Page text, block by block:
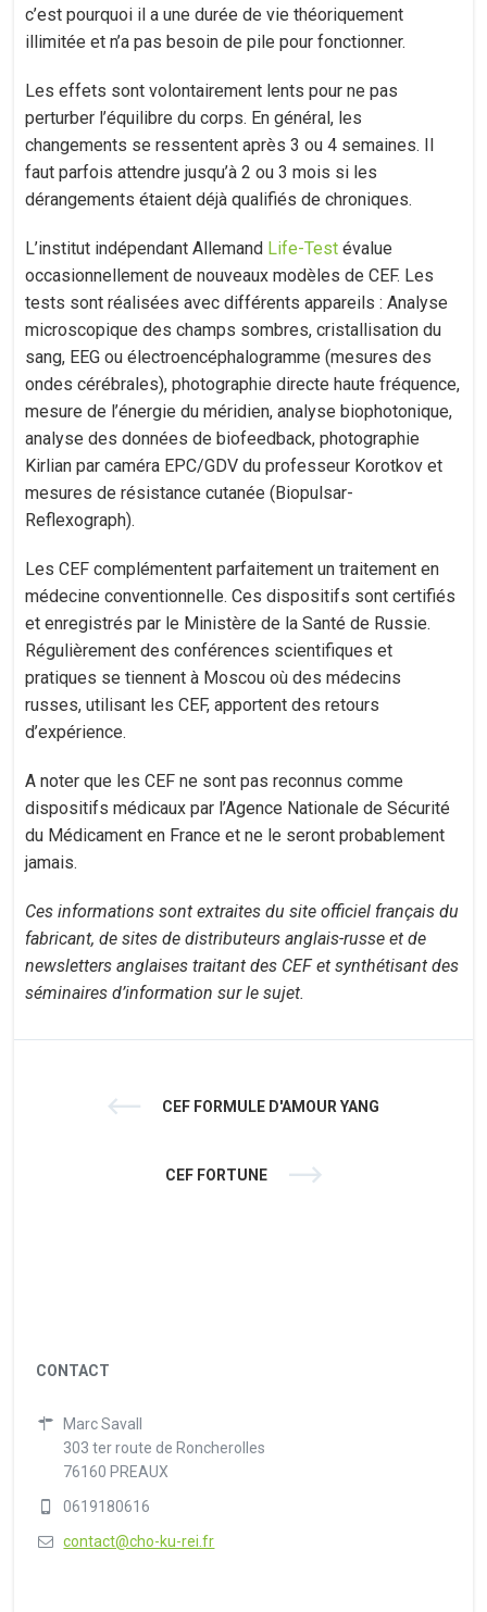
c’est pourquoi il a une durée de vie théoriquement
illimitée et n’a pas besoin de pile pour fonctionner.
Les effets sont volontairement lents pour ne pas
perturber l’équilibre du corps. En général, les
changements se ressentent après 3 ou 4 semaines. Il
faut parfois attendre jusqu’à 2 ou 3 mois si les
dérangements étaient déjà qualifiés de chroniques.
L’institut indépendant Allemand Life-Test évalue
occasionnellement de nouveaux modèles de CEF. Les
tests sont réalisées avec différents appareils : Analyse
microscopique des champs sombres, cristallisation du
sang, EEG ou électroencéphalogramme (mesures des
ondes cérébrales), photographie directe haute fréquence,
mesure de l’énergie du méridien, analyse biophotonique,
analyse des données de biofeedback, photographie
Kirlian par caméra EPC/GDV du professeur Korotkov et
mesures de résistance cutanée (Biopulsar-
Reflexograph).
Les CEF complémentent parfaitement un traitement en
médecine conventionnelle. Ces dispositifs sont certifiés
et enregistrés par le Ministère de la Santé de Russie.
Régulièrement des conférences scientifiques et
pratiques se tiennent à Moscou où des médecins
russes, utilisant les CEF, apportent des retours
d’expérience.
A noter que les CEF ne sont pas reconnus comme
dispositifs médicaux par l’Agence Nationale de Sécurité
du Médicament en France et ne le seront probablement
jamais.
Ces informations sont extraites du site officiel français du
fabricant, de sites de distributeurs anglais-russe et de
newsletters anglaises traitant des CEF et synthétisant des
séminaires d’information sur le sujet.
CEF FORMULE D'AMOUR YANG
CEF FORTUNE
CONTACT
Marc Savall
303 ter route de Roncherolles
76160 PREAUX
0619180616
contact@cho-ku-rei.fr